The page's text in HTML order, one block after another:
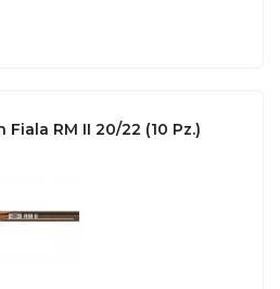
RM II 20/22 (10 Pz.)